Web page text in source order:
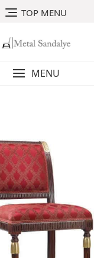
TOP MENU
MENU